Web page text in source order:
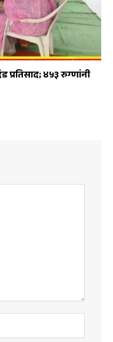
प्रतिसाद; ४५३ रुग्णांनी